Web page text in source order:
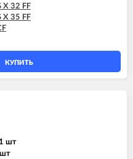
X 32 FF
X 35 FF
FF
CF
CF-EU
15 FF
18 FF
24 CF
24 FF
SYSTEM 24 CF
КУПИТЬ
1 шт